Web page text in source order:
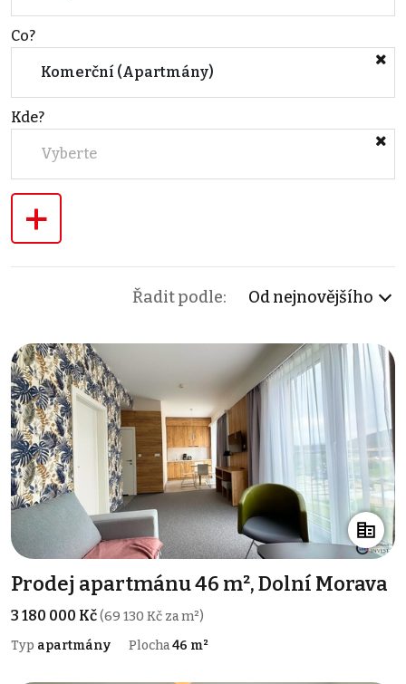
Co?
Komerční (Apartmány)
Kde?
Vyberte
+
Řadit podle: Od nejnovějšího
Prodej apartmánu 46 m², Dolní Morava
3 180 000 Kč(69 130 Kč za m²)
Typ apartmány Plocha46 m²